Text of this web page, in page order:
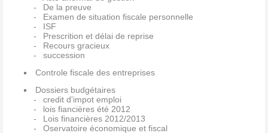
De la preuve
Examen de situation fiscale personnelle
ISF
Prescrition et délai de reprise
Recours gracieux
succession
Controle fiscale des entreprises
Dossiers budgétaires
credit d'impot emploi
lois fiancières été 2012
Lois financières 2012/2013
Oservatoire économique et fiscal